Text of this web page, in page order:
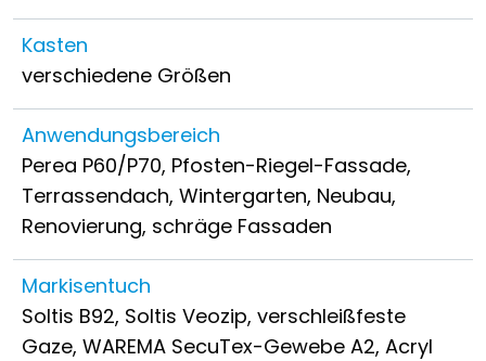
Kasten
verschiedene Größen
Anwendungsbereich
Perea P60/P70, Pfosten-Riegel-Fassade,
Terrassendach, Wintergarten, Neubau,
Renovierung, schräge Fassaden
Markisentuch
Soltis B92, Soltis Veozip, verschleißfeste
Gaze, WAREMA SecuTex-Gewebe A2, Acryl